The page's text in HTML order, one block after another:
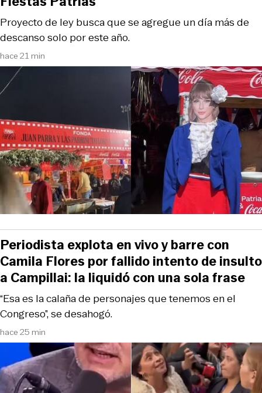
hace 21 min
Proyecto de ley busca que se agregue un día más de
descanso solo por este año.
hace 25 min
“Esa es la calaña de personajes que tenemos en el
Congreso”, se desahogó.
Periodista explota en vivo y barre con
Camila Flores por fallido intento de insulto
a Campillai: la liquidó con una sola frase